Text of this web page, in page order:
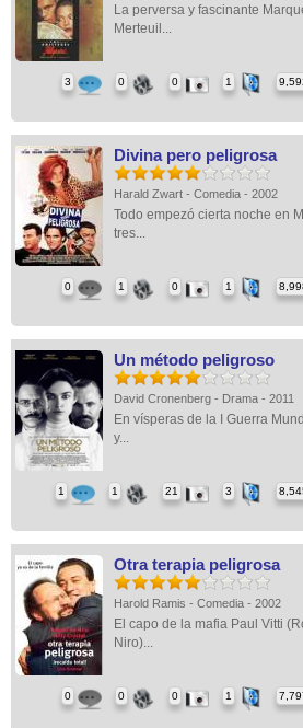
La perversa y fascinante
Merteuil...
3 0 0 1
Divina pero peligrosa
Harald Zwart - Comedia - 2002
Todo empezó cierta noche en
tres...
0 1 0 1
Un método peligroso
David Cronenberg - Drama - 2011
En vísperas de la I Guerra
y...
1 1 21 3
Otra terapia peligrosa
Harold Ramis - Comedia - 2002
El capo de la mafia Paul Vitti
Niro)...
0 0 0 1